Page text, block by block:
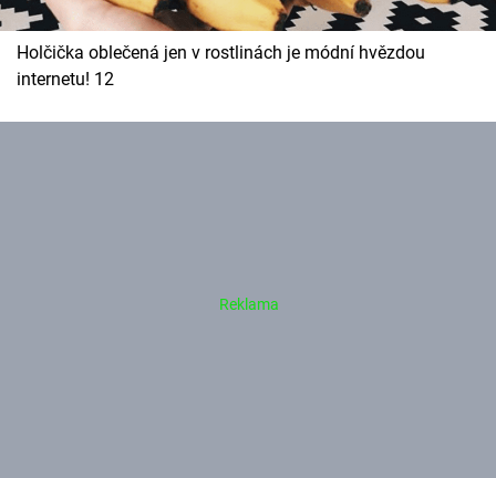
Holčička oblečená jen v rostlinách je módní hvězdou
internetu! 12